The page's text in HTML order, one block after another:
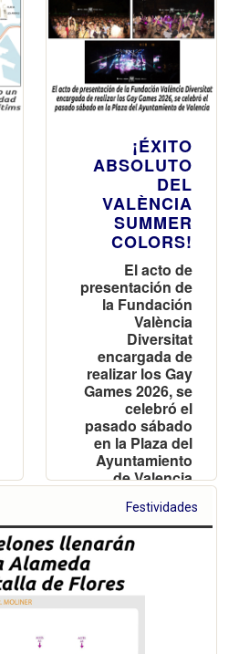
¡ÉXITO
ABSOLUTO
DEL
VALÈNCIA
SUMMER
COLORS!
El acto de
presentación de
la Fundación
València
Diversitat
encargada de
realizar los Gay
Games 2026, se
celebró el
pasado sábado
en la Plaza del
Ayuntamiento
de Valencia
Festividades